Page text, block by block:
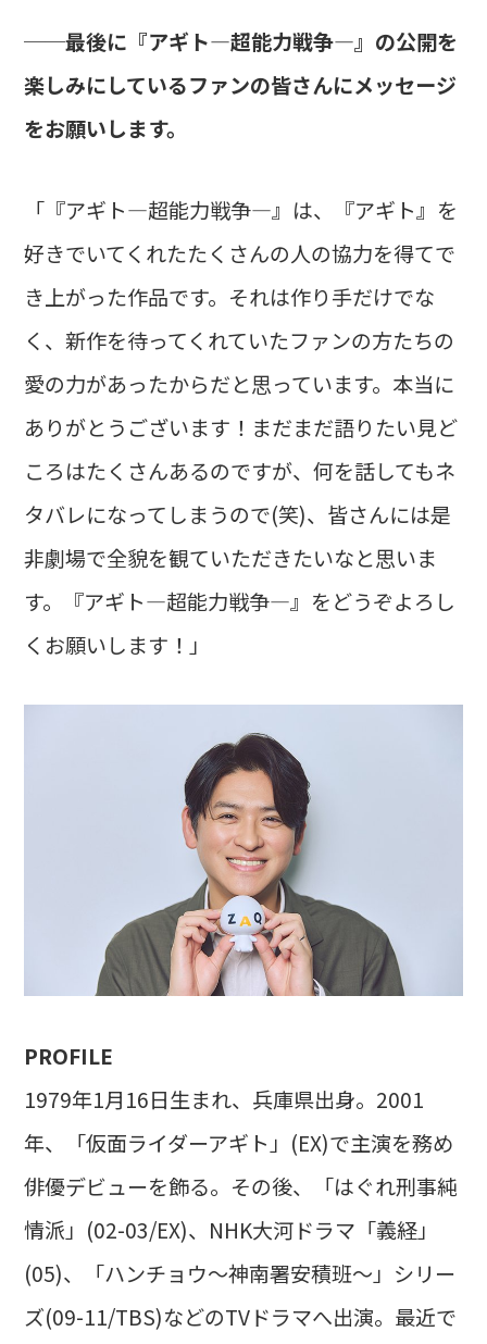
──最後に『アギト―超能力戦争―』の公開を
楽しみにしているファンの皆さんにメッセージ
をお願いします。
「『アギト―超能力戦争―』は、『アギト』を
好きでいてくれたたくさんの人の協力を得てで
き上がった作品です。それは作り手だけでな
く、新作を待ってくれていたファンの方たちの
愛の力があったからだと思っています。本当に
ありがとうございます！まだまだ語りたい見ど
ころはたくさんあるのですが、何を話してもネ
タバレになってしまうので(笑)、皆さんには是
非劇場で全貌を観ていただきたいなと思いま
す。『アギト―超能力戦争―』をどうぞよろし
くお願いします！」
PROFILE
1979年1月16日生まれ、兵庫県出身。2001
年、「仮面ライダーアギト」(EX)で主演を務め
俳優デビューを飾る。その後、「はぐれ刑事純
情派」(02-03/EX)、NHK大河ドラマ「義経」
(05)、「ハンチョウ〜神南署安積班〜」シリー
ズ(09-11/TBS)などのTVドラマへ出演。最近で